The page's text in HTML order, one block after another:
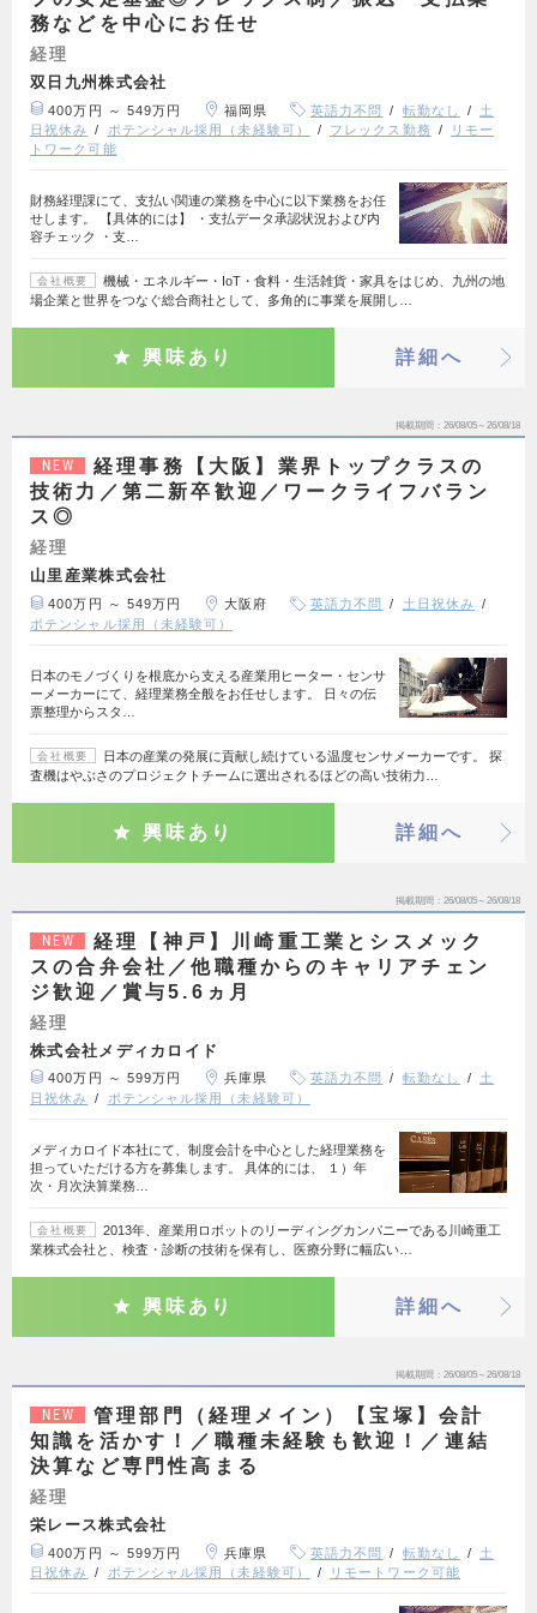
務などを中心にお任せ
経理
双日九州株式会社
400万円 ～ 549万円 福岡県 英語力不問 転勤なし
土
日祝休み
ポテンシャル採用（未経験可） フレックス勤務
リモー
トワーク可能
財務経理課にて、支払い関連の業務を中心に以下業務をお任
せします。 【具体的には】 ・支払データ承認状況および内
容チェック ・支…
会社概要
機械・エネルギー・IoT・食料・生活雑貨・家具をはじめ、九州の地
場企業と世界をつなぐ総合商社として、多角的に事業を展開し…
興味あり 詳細へ
掲載期間 26/08/05～26/08/18
NEW
経理事務【大阪】業界トップクラスの
技術力／第二新卒歓迎／ワークライフバラン
ス◎
経理
山里産業株式会社
400万円 ～ 549万円 大阪府 英語力不問
土日祝休み
ポテンシャル採用（未経験可）
日本のモノづくりを根底から支える産業用ヒーター・センサ
ーメーカーにて、経理業務全般をお任せします。 日々の伝
票整理からスタ…
会社概要
日本の産業の発展に貢献し続けている温度センサメーカーです。 探
査機はやぶさのプロジェクトチームに選出されるほどの高い技術力…
興味あり 詳細へ
掲載期間 26/08/05～26/08/18
NEW
経理【神戸】川崎重工業とシスメック
スの合弁会社／他職種からのキャリアチェン
ジ歓迎／賞与5.6ヵ月
経理
株式会社メディカロイド
400万円 ～ 599万円 兵庫県 英語力不問 転勤なし
土
日祝休み
ポテンシャル採用（未経験可）
メディカロイド本社にて、制度会計を中心とした経理業務を
担っていただける方を募集します。 具体的には、 １）年
次・月次決算業務…
会社概要
2013年、産業用ロボットのリーディングカンパニーである川崎重工
業株式会社と、検査・診断の技術を保有し、医療分野に幅広い…
興味あり 詳細へ
掲載期間 26/08/05～26/08/18
NEW
管理部門（経理メイン）【宝塚】会計
知識を活かす！／職種未経験も歓迎！／連結
決算など専門性高まる
経理
栄レース株式会社
400万円 ～ 599万円 兵庫県 英語力不問 転勤なし
土
日祝休み
ポテンシャル採用（未経験可） リモートワーク可能